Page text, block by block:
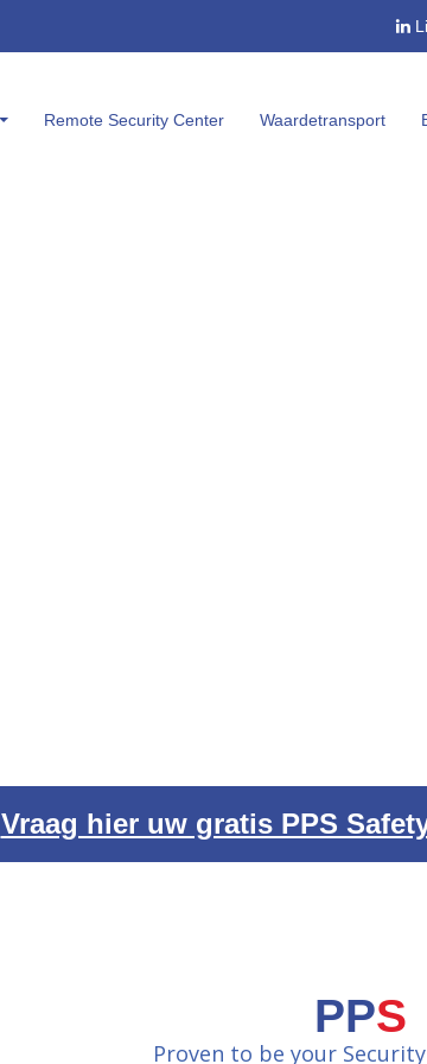
Remote Security Center Waardetransport
Vraag hier uw gratis PPS
PPS
Proven to be your